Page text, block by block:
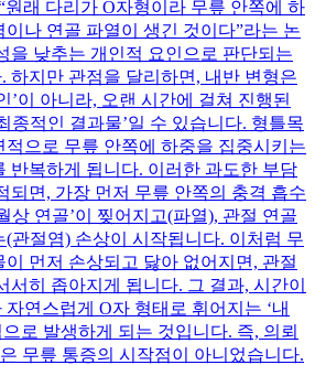
원래 다리가 O자형이라 무릎 안쪽에 하
이나 연골 파열이 생긴 것이다”라는 논
을 낮추는 개인적 요인으로 판단되는
하지만 관점을 달리하면, 내반 변형은
’이 아니라, 오랜 시간에 걸쳐 진행된
종적인 결과물’일 수 있습니다. 형틀목
적으로 무릎 안쪽에 하중을 집중시키는
반복하게 됩니다. 이러한 과도한 부담
되면, 가장 먼저 무릎 안쪽의 충격 흡수
상 연골’이 찢어지고(파열), 관절 연골
(관절염) 손상이 시작됩니다. 이처럼 무
이 먼저 손상되고 닳아 없어지면, 관절
서히 좁아지게 됩니다. 그 결과, 시간이
연스럽게 O자 형태로 휘어지는 ‘내
으로 발생하게 되는 것입니다. 즉, 의뢰
은 무릎 통증의 시작점이 아니었습니다.